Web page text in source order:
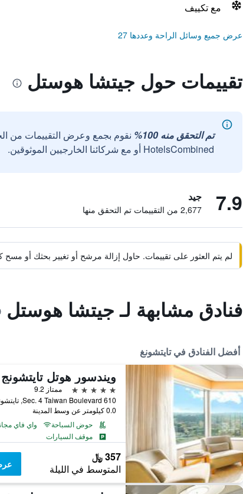
مع تكييف
عرض جميع وسائل الراحة وعددها 27
تقييمات حول جيتشا هوستل
تم التحقق منه 100%
نقوم بجمع وعرض التقييمات من
HotelsCombined أو مع شركائنا الخارجيين الموثوقين.
7.9 جيد
2,677 من التقييمات تم التحقق منها
لم يتم العثور على تقييمات. حاول إزالة مرشح أو تغيير بحثك أو
فنادق مشابهة لـ جيتشا هوستل
أفضل الفنادق في تايتشونغ
ويندسور هوتل تايتشونج
5 نجوم
ممتاز 9.2
610 Sec. 4 Taiwan Boulevard, تايتشونغ, تايوان
0.0 كيلومتر عن وسط المدينة
حوض السباحة
واي فاي
موقف السيارات
357 ﷼
المتوسط في الليلة